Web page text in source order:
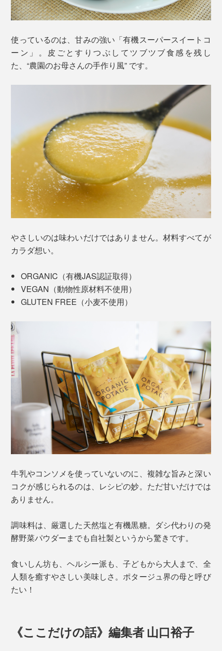
使っているのは、甘みの強い「有機スーパースイートコ
ーン」。皮ごとすりつぶしてツブツブ食感を残し
た、“農園のお母さんの手作り風” です。
やさしいのは味わいだけではありません。材料すべてが
カラダ想い。
ORGANIC（有機JAS認証取得）
VEGAN（動物性原材料不使用）
GLUTEN FREE（小麦不使用）
牛乳やコンソメを使っていないのに、複雑な旨みと深い
コクが感じられるのは、レシピの妙。ただ甘いだけでは
ありません。
調味料は、厳選した天然塩と有機黒糖。ダシ代わりの発
酵野菜パウダーまでも自社製というから驚きです。
食いしん坊も、ヘルシー派も、子どもから大人まで、全
人類を癒すやさしい美味しさ。ポタージュ界の母と呼び
たい！
《ここだけの話》編集者 山口裕子